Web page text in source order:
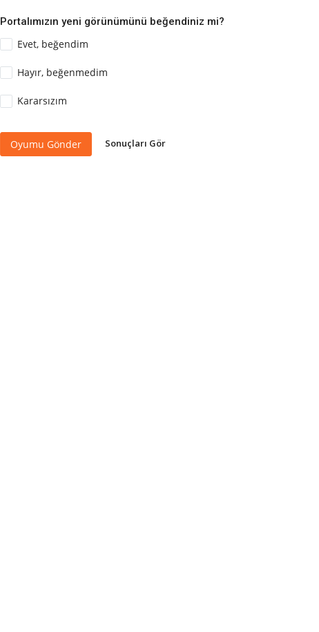
Portalımızın yeni görünümünü beğendiniz mi?
Evet, beğendim
Hayır, beğenmedim
Kararsızım
Oyumu Gönder Sonuçları Gör